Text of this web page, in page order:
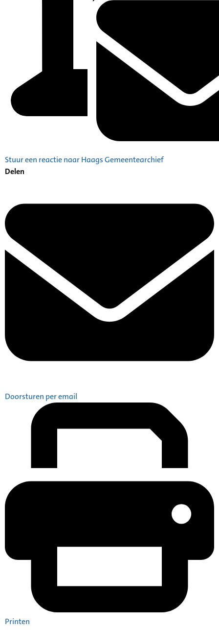
Stuur een reactie naar Haags Gemeentearchief
Delen
Doorsturen per email
Printen